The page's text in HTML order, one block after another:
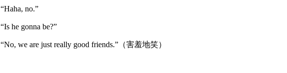
“Haha, no.”
“Is he gonna be?”
“No, we are just really good friends.”（害羞地笑）